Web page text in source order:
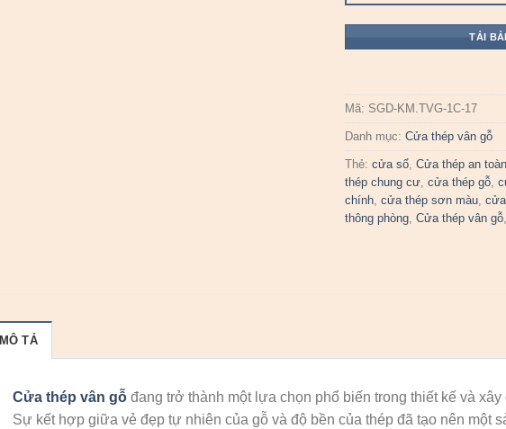
TẢI
Mã: SGD-KM.TVG-1C-17
Danh mục:Cửa thép vân gỗ
Thẻ:cửa sổ,Cửa thép an toàn
thép chung cư,cửa thép gỗ,
chính,cửa thép sơn màu,
thông phòng,Cửa thép vân gỗ
MÔ TẢ
Cửa thép vân gỗđang trở thành một lựa chọn phổ biến trong thiết kế và
Sự kết hợp giữa vẻ đẹp tự nhiên của gỗ và độ bền của thép đã tạo nên một